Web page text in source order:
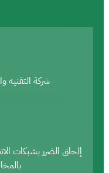
شركة
إلحاق الضرر بشبكات